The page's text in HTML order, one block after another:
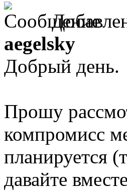
aegelsky
Добрый день.
Прошу
компромисс
планируется
давайте